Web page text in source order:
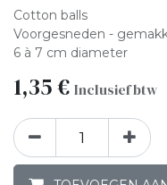
Cotton balls
Voorgesneden -
6 à 7 cm diameter
1,35€ Inclusief btw